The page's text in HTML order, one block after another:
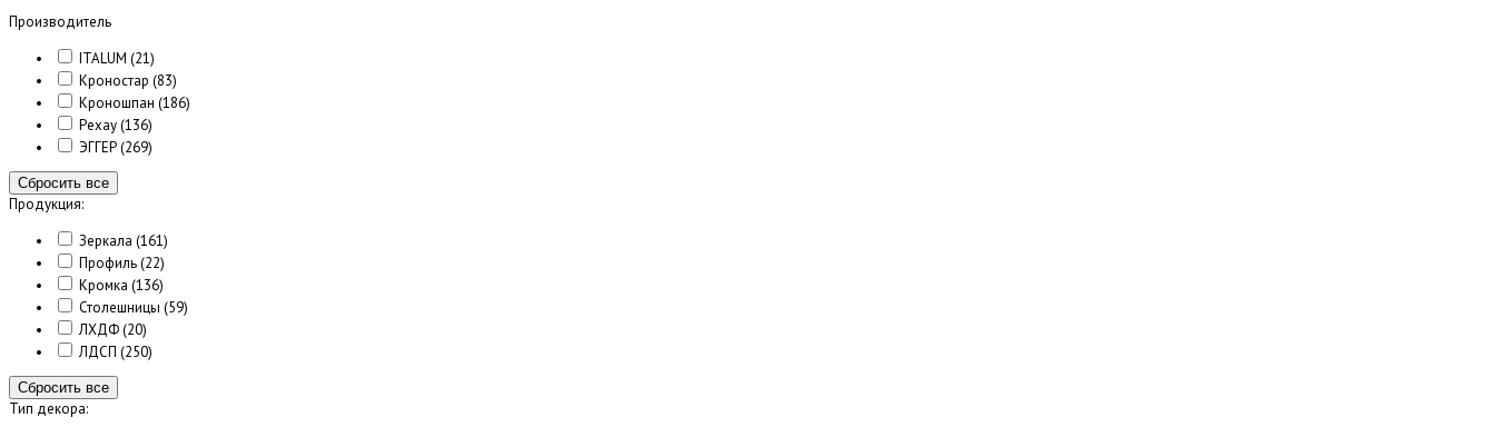
Производитель
ITALUM (21)
Кроностар (83)
Кроношпан (186)
Рехау(136)
ЭГГЕР(269)
Сбросить все
Продукция:
Зеркала (161)
Профиль(22)
Кромка (136)
Столешницы (59)
ЛХДФ(20)
ЛДСП (250)
Сбросить все
Тип декора: